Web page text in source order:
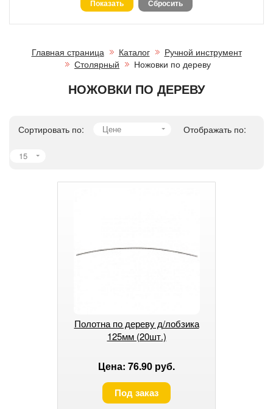
Главная страница Каталог
Ручной инструмент
Столярный
Ножовки по дереву
НОЖОВКИ ПО ДЕРЕВУ
Сортировать по: Цене Отображать по:
15
Полотна по дереву д/лобзика
125мм (20шт.)
Цена: 76.90 руб.
Под заказ